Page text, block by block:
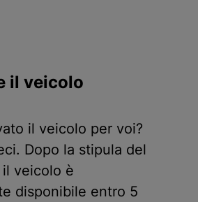
il veicolo
il veicolo per voi?
Dopo la stipula del
veicolo è
disponibile entro 5